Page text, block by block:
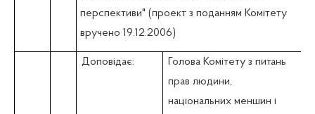
перспективи" (проект з поданням Комітету
вручено 19.12.2006)
Доповідає:
Голова Комітету з питань
прав людини,
національних меншин і